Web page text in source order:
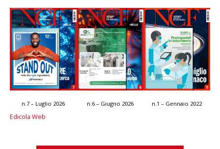
n.7 – Luglio 2026 n.6 – Giugno 2026 n.1 – Gennaio 2022
Edicola Web